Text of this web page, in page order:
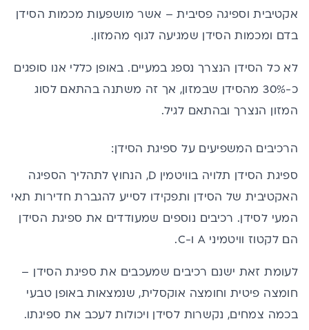
אקטיבית וספיגה פסיבית – אשר מושפעות מכמות הסידן
בדם ומכמות הסידן שמגיעה לגוף מהמזון.
לא כל הסידן הנצרך נספג במעיים. באופן כללי אנו סופגים
כ-30% מהסידן שבמזון, אך זה משתנה בהתאם לסוג
המזון הנצרך ובהתאם לגיל.
הרכיבים המשפיעים על ספיגת הסידן:
ספיגת הסידן תלויה בוויטמין D, הנחוץ לתהליך הספיגה
האקטיבית של הסידן ותפקידו לסייע להגברת חדירות תאי
המעי לסידן. רכיבים נוספים שמעודדים את ספיגת הסידן
הם לקטוז וויטמיני A ו-C.
לעומת זאת ישנם רכיבים שמעכבים את ספיגת הסידן –
חומצה פיטית וחומצה אוקסלית, שנמצאות באופן טבעי
בכמה צמחים, נקשרות לסידן ויכולות לעכב את ספיגתו.